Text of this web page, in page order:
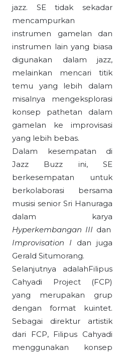
jazz. SE tidak sekadar
mencampurkan
instrumen gamelan dan
instrumen lain yang biasa
digunakan dalam jazz,
melainkan mencari titik
temu yang lebih dalam
misalnya mengeksplorasi
konsep pathetan dalam
gamelan ke improvisasi
yang lebih bebas.
Dalam kesempatan di
Jazz Buzz ini, SE
berkesempatan untuk
berkolaborasi bersama
musisi senior Sri Hanuraga
dalam karya
Hyperkembangan III dan
Improvisation I dan juga
Gerald Situmorang.
Selanjutnya adalahFilipus
Cahyadi Project (FCP)
yang merupakan grup
dengan format kuintet.
Sebagai direktur artistik
dari FCP, Filipus Cahyadi
menggunakan konsep